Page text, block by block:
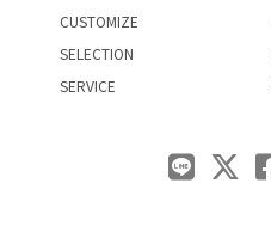
CUSTOMIZE
SELECTION
SERVICE